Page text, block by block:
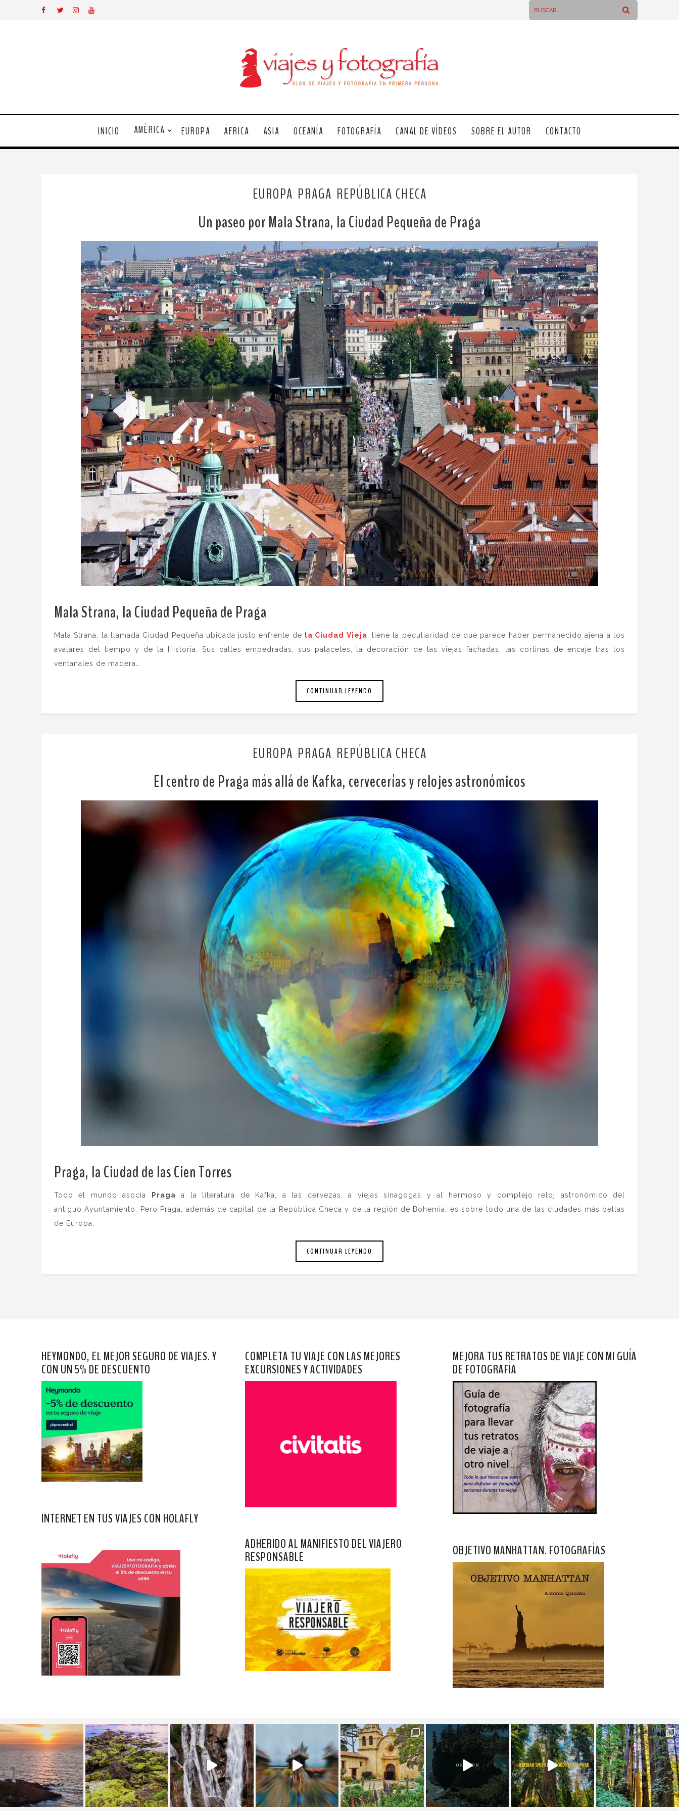
INICIO AMÉRICA EUROPA ÁFRICA ASIA OCEANÍA FOTOGRAFÍA CANAL DE VÍDEOS SOBRE EL AUTOR CONTACTO
EUROPA PRAGA REPÚBLICA CHECA
Un paseo por Mala Strana, la Ciudad Pequeña de Praga
Mala Strana, la Ciudad Pequeña de Praga
Mala Strana, la llamada Ciudad Pequeña ubicada justo enfrente de la Ciudad Vieja , tiene la peculiaridad de que parece haber permanecido ajena a los
avatares del tiempo y de la Historia. Sus calles empedradas, sus palacetes, la decoración de las viejas fachadas, las cortinas de encaje tras los
ventanales de madera…
CONTINUAR LEYENDO
EUROPA, PRAGA, REPÚBLICA CHECA
El centro de Praga más allá de Kafka, cervecerías y relojes astronómicos
Praga, la Ciudad de las Cien Torres
Todo el mundo asocia Praga a la literatura de Kafka, a las cervezas, a viejas sinagogas y al hermoso y complejo reloj astronómico del
antiguo Ayuntamiento. Pero Praga, además de capital de la República Checa y de la región de Bohemia, es sobre todo una de las ciudades más bellas
de Europa.
CONTINUAR LEYENDO
HEYMONDO, EL MEJOR SEGURO DE VIAJES. Y
CON UN 5% DE DESCUENTO
INTERNET EN TUS VIAJES CON HOLAFLY
COMPLETA TU VIAJE CON LAS MEJORES
EXCURSIONES Y ACTIVIDADES
ADHERIDO AL MANIFIESTO DEL VIAJERO
RESPONSABLE
MEJORA TUS RETRATOS DE VIAJE CON MI GUÍA
DE FOTOGRAFÍA
OBJETIVO MANHATTAN. FOTOGRAFÍAS